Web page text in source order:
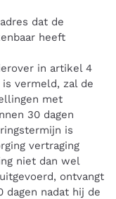
dat de
heeft
in artikel 4
vermeld, zal de
met
30 dagen
is
vertraging
niet dan wel
ontvangt
dagen nadat hij de